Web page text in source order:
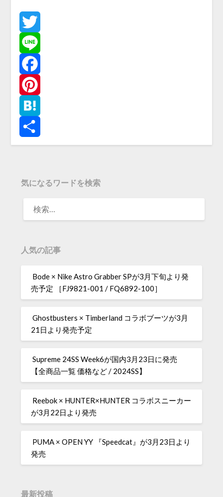
Twitter
Line
Facebook
Pinterest
Hatena
共
気になるワードを検索
人気の記事
Bode × Nike Astro Grabber SPが3月下旬より発
売予定 ［FJ9821-001 / FQ6892-100］
Ghostbusters × Timberland コラボブーツが3月
21日より発売予定
Supreme 24SS Week6が国内3月23日に発売
【全商品一覧 価格など / 2024SS】
Reebok × HUNTER×HUNTER コラボスニーカー
が3月22日より発売
PUMA × OPEN YY 『Speedcat』が3月23日より
発売
最新投稿